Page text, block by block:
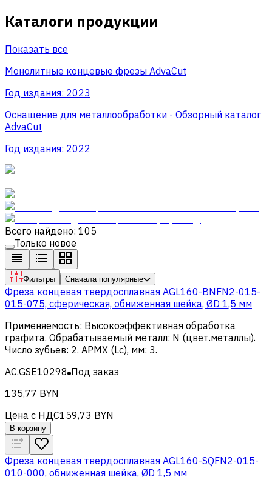
Каталоги продукции
Показать все
Монолитные концевые фрезы AdvaСut
Год издания: 2023
Оснащение для металлообработки - Обзорный каталог
AdvaCut
Год издания: 2022
Всего найдено: 105
Только новое
Фильтры Сначала популярные
Фреза концевая твердосплавная AGL160-BNFN2-015-
015-075, сферическая, обниженная шейка, ØD 1,5 мм
Применяемость: Высокоэффективная обработка
графита. Обрабатываемый металл: N (цвет.металлы).
Число зубьев: 2. APMX (Lc), мм: 3.
AC.GSE10298 Под заказ
135,77 BYN
Цена с НДС159,73 BYN
В корзину
Фреза концевая твердосплавная AGL160-SQFN2-015-
010-000, обниженная шейка, ØD 1,5 мм